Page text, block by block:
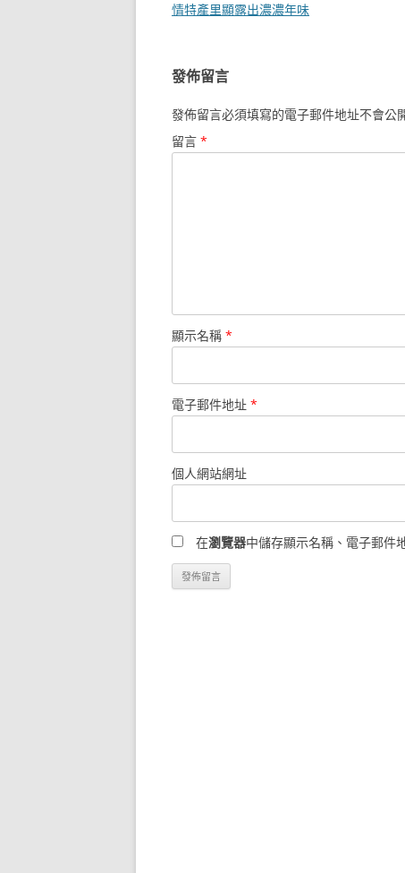
章
情特產里顯露出濃濃年味
發佈留言
發佈留言必須填寫的電子郵件地址不會公
留言 *
顯示名稱 *
電子郵件地址 *
個人網站網址
在瀏覽器中儲存顯示名稱、電子郵件